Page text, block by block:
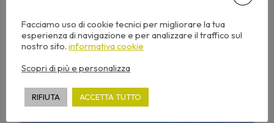
Facciamo uso di cookie tecnici per migliorare la tua
esperienza di navigazione e per analizzare il traffico sul
nostro sito. informativa cookie
Scopri di più e personalizza
RIFIUTA ACCETTA TUTTO